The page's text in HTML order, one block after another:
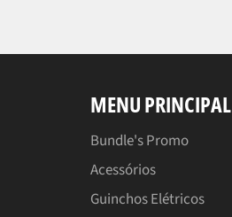
MENU PRINCIPAL
Bundle's Promo
Acessórios
Guinchos Elétricos